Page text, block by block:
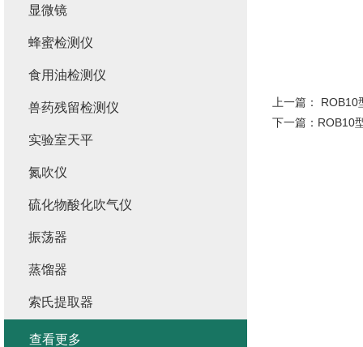
上一篇： ROB10
下一篇： ROB10
显微镜
蜂蜜检测仪
食用油检测仪
兽药残留检测仪
实验室天平
氮吹仪
硫化物酸化吹气仪
振荡器
蒸馏器
索氏提取器
查看更多